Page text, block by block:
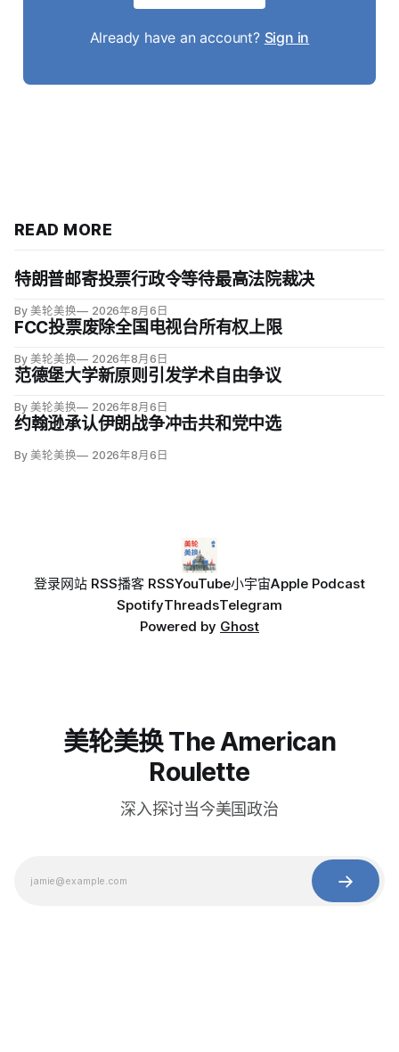
Already have an account? Sign in
READ MORE
特朗普邮寄投票行政令等待最高法院裁决
By 美轮美换 2026年8月6日
FCC投票废除全国电视台所有权上限
By 美轮美换 2026年8月6日
范德堡大学新原则引发学术自由争议
By 美轮美换 2026年8月6日
约翰逊承认伊朗战争冲击共和党中选
By 美轮美换 2026年8月6日
登录网站 RSS播客 RSSYouTube小宇宙Apple Podcast
SpotifyThreadsTelegram
Powered by Ghost
美轮美换 The American
Roulette
深入探讨当今美国政治